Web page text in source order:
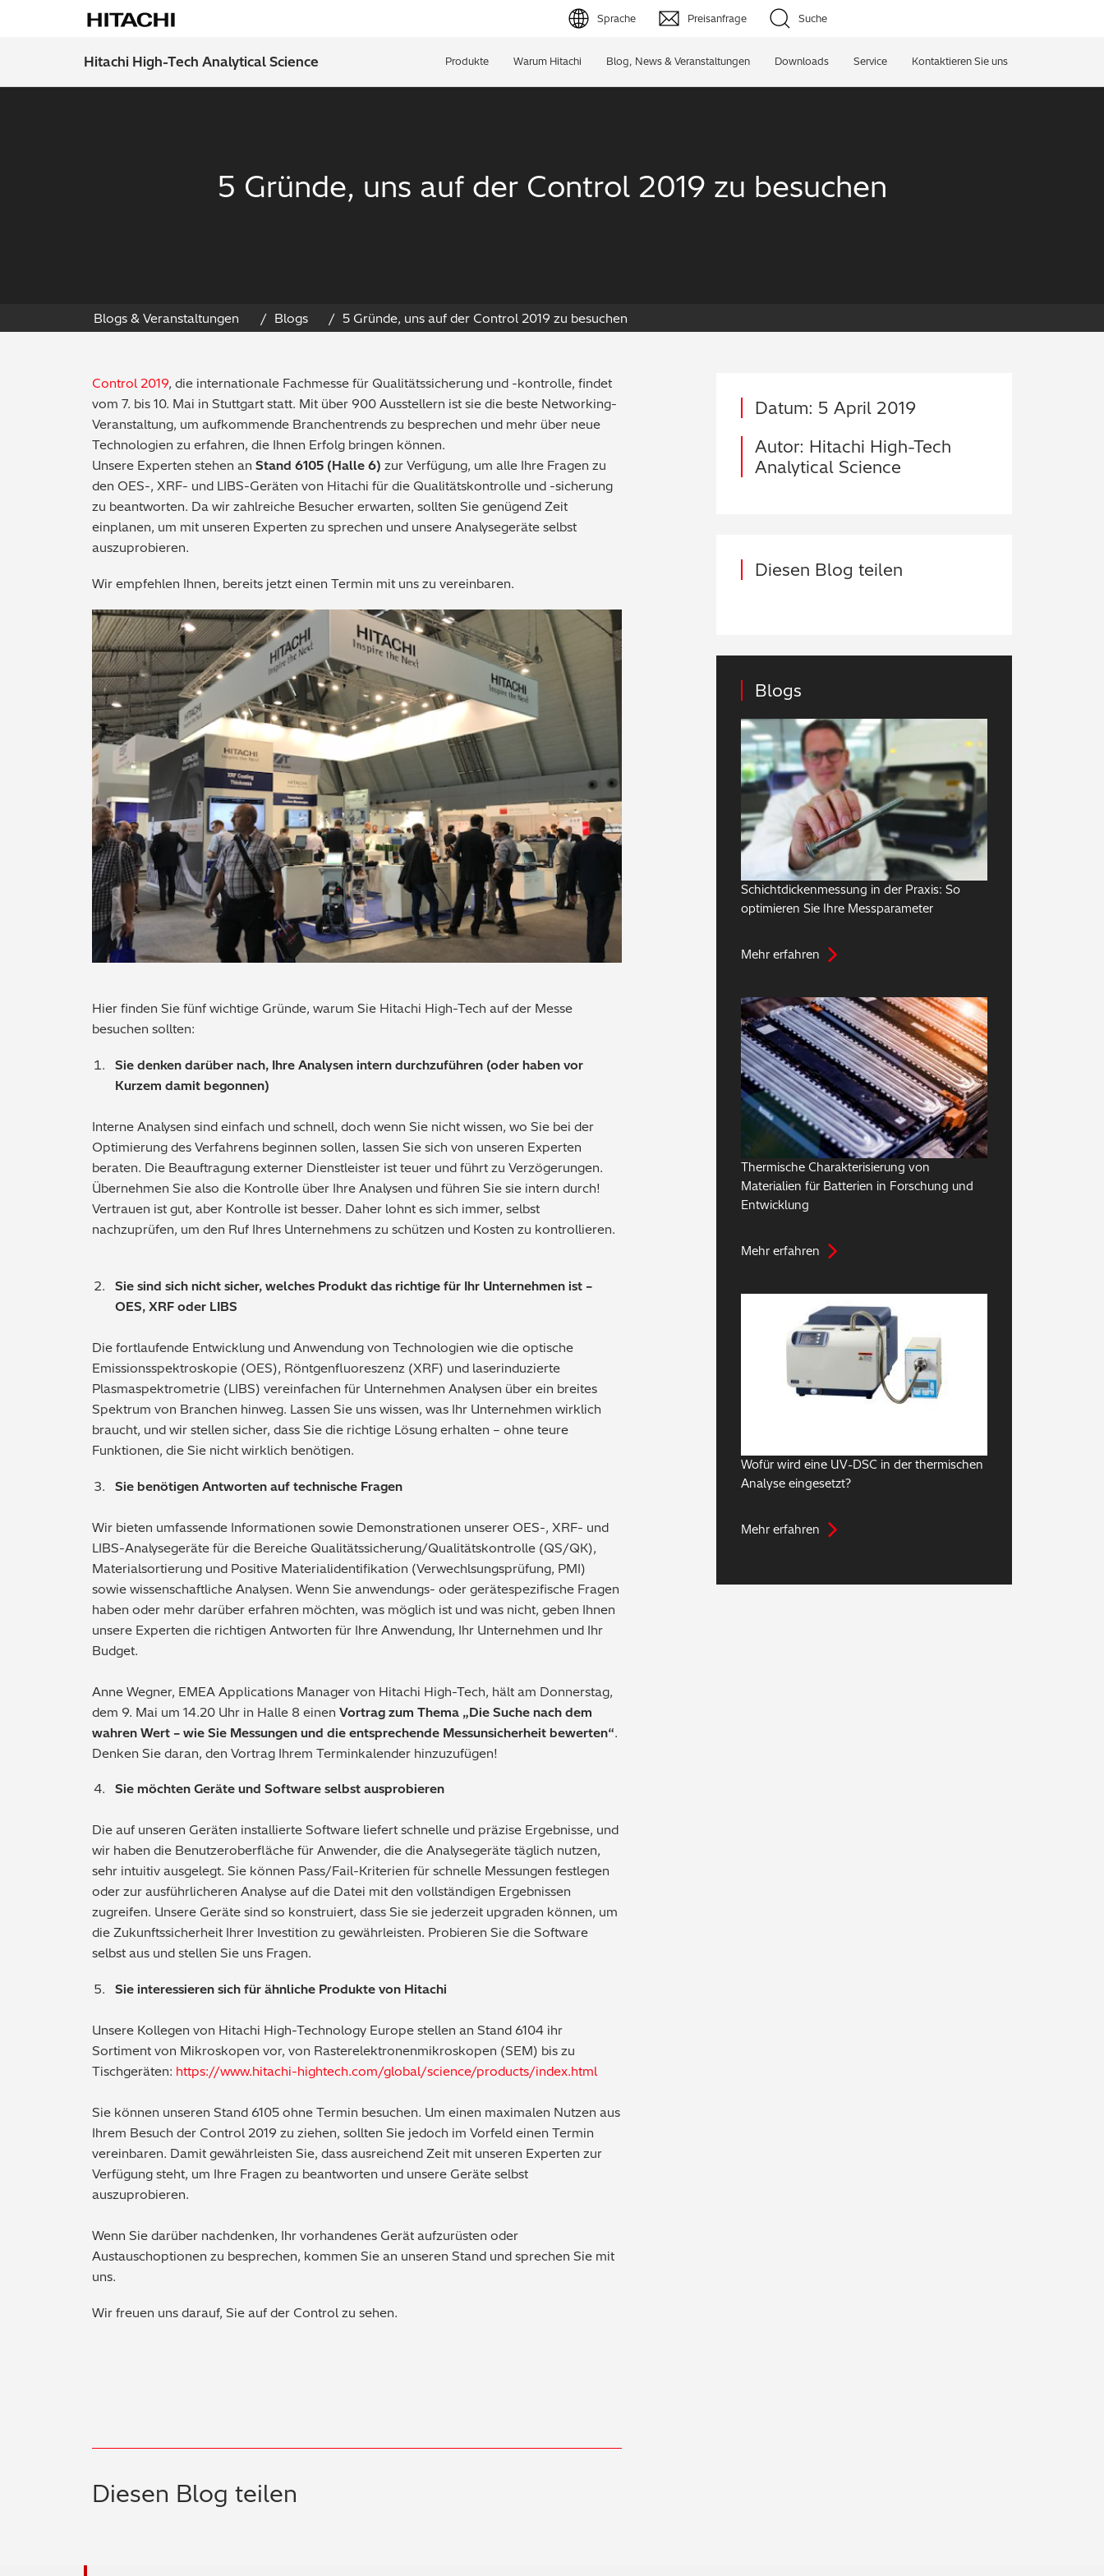
Sprache
English (EN)
Preisanfrage Suche
Hitachi High-Tech Analytical Science Produkte Warum Hitachi Blog, News & Veranstaltungen Downloads Service Kontaktieren Sie uns
5 Gründe, uns auf der Control 2019 zu besuchen
Blogs & Veranstaltungen Blogs 5 Gründe, uns auf der Control 2019 zu besuchen
Control 2019, die internationale Fachmesse für Qualitätssicherung und -kontrolle, findet
vom 7. bis 10. Mai in Stuttgart statt. Mit über 900 Ausstellern ist sie die beste Networking-
Veranstaltung, um aufkommende Branchentrends zu besprechen und mehr über neue
Technologien zu erfahren, die Ihnen Erfolg bringen können.
Unsere Experten stehen an Stand 6105 (Halle 6) zur Verfügung, um alle Ihre Fragen zu
den OES-, XRF- und LIBS-Geräten von Hitachi für die Qualitätskontrolle und -sicherung
zu beantworten. Da wir zahlreiche Besucher erwarten, sollten Sie genügend Zeit
einplanen, um mit unseren Experten zu sprechen und unsere Analysegeräte selbst
auszuprobieren.
Wir empfehlen Ihnen, bereits jetzt einen Termin mit uns zu vereinbaren.
Hier finden Sie fünf wichtige Gründe, warum Sie Hitachi High-Tech auf der Messe
besuchen sollten:
Sie denken darüber nach, Ihre Analysen intern durchzuführen (oder haben vor
Kurzem damit begonnen)
Interne Analysen sind einfach und schnell, doch wenn Sie nicht wissen, wo Sie bei der
Optimierung des Verfahrens beginnen sollen, lassen Sie sich von unseren Experten
beraten. Die Beauftragung externer Dienstleister ist teuer und führt zu Verzögerungen.
Übernehmen Sie also die Kontrolle über Ihre Analysen und führen Sie sie intern durch!
Vertrauen ist gut, aber Kontrolle ist besser. Daher lohnt es sich immer, selbst
nachzuprüfen, um den Ruf Ihres Unternehmens zu schützen und Kosten zu kontrollieren.
Sie sind sich nicht sicher, welches Produkt das richtige für Ihr Unternehmen ist –
OES, XRF oder LIBS
Die fortlaufende Entwicklung und Anwendung von Technologien wie die optische
Emissionsspektroskopie (OES), Röntgenfluoreszenz (XRF) und laserinduzierte
Plasmaspektrometrie (LIBS) vereinfachen für Unternehmen Analysen über ein breites
Spektrum von Branchen hinweg. Lassen Sie uns wissen, was Ihr Unternehmen wirklich
braucht, und wir stellen sicher, dass Sie die richtige Lösung erhalten – ohne teure
Funktionen, die Sie nicht wirklich benötigen.
Sie benötigen Antworten auf technische Fragen
Wir bieten umfassende Informationen sowie Demonstrationen unserer OES-, XRF- und
LIBS-Analysegeräte für die Bereiche Qualitätssicherung/Qualitätskontrolle (QS/QK),
Materialsortierung und Positive Materialidentifikation (Verwechlsungsprüfung, PMI)
sowie wissenschaftliche Analysen. Wenn Sie anwendungs- oder gerätespezifische Fragen
haben oder mehr darüber erfahren möchten, was möglich ist und was nicht, geben Ihnen
unsere Experten die richtigen Antworten für Ihre Anwendung, Ihr Unternehmen und Ihr
Budget.
Anne Wegner, EMEA Applications Manager von Hitachi High-Tech, hält am Donnerstag,
dem 9. Mai um 14.20 Uhr in Halle 8 einen Vortrag zum Thema „Die Suche nach dem
wahren Wert – wie Sie Messungen und die entsprechende Messunsicherheit bewerten“.
Denken Sie daran, den Vortrag Ihrem Terminkalender hinzuzufügen!
Sie möchten Geräte und Software selbst ausprobieren
Die auf unseren Geräten installierte Software liefert schnelle und präzise Ergebnisse, und
wir haben die Benutzeroberfläche für Anwender, die die Analysegeräte täglich nutzen,
sehr intuitiv ausgelegt. Sie können Pass/Fail-Kriterien für schnelle Messungen festlegen
oder zur ausführlicheren Analyse auf die Datei mit den vollständigen Ergebnissen
zugreifen. Unsere Geräte sind so konstruiert, dass Sie sie jederzeit upgraden können, um
die Zukunftssicherheit Ihrer Investition zu gewährleisten. Probieren Sie die Software
selbst aus und stellen Sie uns Fragen.
Sie interessieren sich für ähnliche Produkte von Hitachi
Unsere Kollegen von Hitachi High-Technology Europe stellen an Stand 6104 ihr
Sortiment von Mikroskopen vor, von Rasterelektronenmikroskopen (SEM) bis zu
Tischgeräten: https://www.hitachi-hightech.com/global/science/products/index.html
Sie können unseren Stand 6105 ohne Termin besuchen. Um einen maximalen Nutzen aus
Ihrem Besuch der Control 2019 zu ziehen, sollten Sie jedoch im Vorfeld einen Termin
vereinbaren. Damit gewährleisten Sie, dass ausreichend Zeit mit unseren Experten zur
Verfügung steht, um Ihre Fragen zu beantworten und unsere Geräte selbst
auszuprobieren.
Wenn Sie darüber nachdenken, Ihr vorhandenes Gerät aufzurüsten oder
Austauschoptionen zu besprechen, kommen Sie an unseren Stand und sprechen Sie mit
uns.
Wir freuen uns darauf, Sie auf der Control zu sehen.
Diesen Blog teilen
Datum: 5 April 2019
Autor: Hitachi High-Tech
Analytical Science
Diesen Blog teilen
Blogs
Schichtdickenmessung in der Praxis: So
optimieren Sie Ihre Messparameter
Mehr erfahren
Thermische Charakterisierung von
Materialien für Batterien in Forschung und
Entwicklung
Mehr erfahren
Wofür wird eine UV-DSC in der thermischen
Analyse eingesetzt?
Mehr erfahren